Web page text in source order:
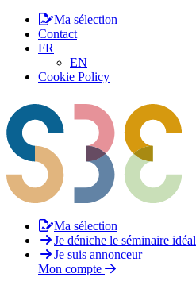
Ma sélection
Contact
FR
EN
Cookie Policy
Ma sélection
Je déniche le séminaire idéal
Je suis annonceur
Mon compte